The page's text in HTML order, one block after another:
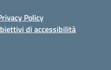
Policy
di accessibilità